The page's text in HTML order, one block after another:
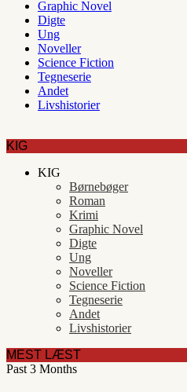
Graphic Novel
Digte
Ung
Noveller
Science Fiction
Tegneserie
Andet
Livshistorier
KIG
KIG
Børnebøger
Roman
Krimi
Graphic Novel
Digte
Ung
Noveller
Science Fiction
Tegneserie
Andet
Livshistorier
MEST LÆST
Past 3 Months